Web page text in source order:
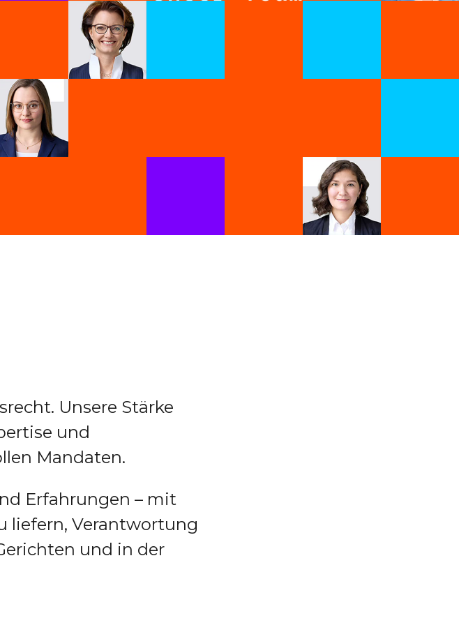
Unsere Stärke
und
Mandaten.
Erfahrungen – mit
liefern, Verantwortung
und in der